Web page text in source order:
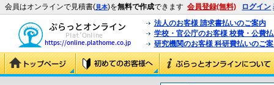
会員はオンラインで見積書(見本)を無料で作成できます 会員登録(無料) ログイン
法人のお客様 請求書払いのご案内
学校・官公庁のお客様 校費・公費
研究機関のお客様 科研費払いのご